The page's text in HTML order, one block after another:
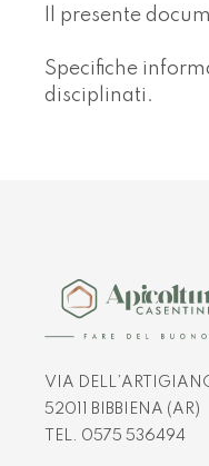
Il presente
Specifiche
disciplinati.
VIA
52011 BIBBIENA (AR)
TEL. 0575 536494